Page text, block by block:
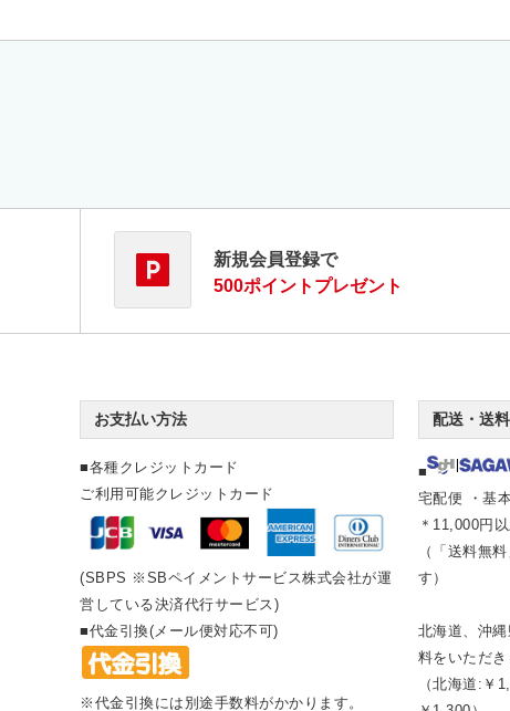
新規会員登録で
500ポイントプレゼント
お支払い方法
■各種クレジットカード
ご利用可能クレジットカード
(SBPS ※SBペイメントサービス株式会社が運
営している決済代行サービス)
■代金引換(メール便対応不可)
※代金引換には別途手数料がかかります。
配送・送料
■
宅配便 ・基
＊11,000円
（「送料無
す）
北海道、沖
料をいただき
（北海道:￥